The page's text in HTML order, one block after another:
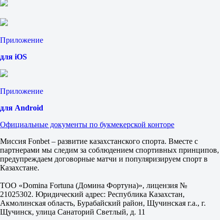
1.12
2.25
1
-1
2.10
+1
Тотал
М
2.5
1.92
1.83
Серия В
1
Х
Операрио Ферровиарио
-
Сан-Бернарду
Завтра в 01:30
1.83
Приложение
для iOS
Приложение
для Android
Официальные документы по букмекерской конторе
Миссия Fonbet – развитие казахстанского спорта. Вместе с
партнерами мы следим за соблюдением спортивных принципов,
предупреждаем договорные матчи и популяризируем спорт в
Казахстане.
ТОО «Domina Fortuna (Домина Фортуна)», лицензия №
21025302. Юридический адрес: Республика Казахстан,
Акмолинская область, Бурабайский район, Щучинская г.а., г.
Щучинск, улица Санаторий Светлый, д. 11